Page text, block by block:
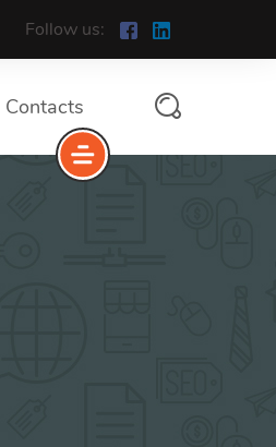
Follow us:
Contacts